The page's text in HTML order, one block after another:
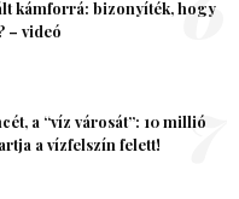
kámforrá: bizonyíték, hogy
– videó
a “víz városát”: 10 millió
a vízfelszín felett!
7